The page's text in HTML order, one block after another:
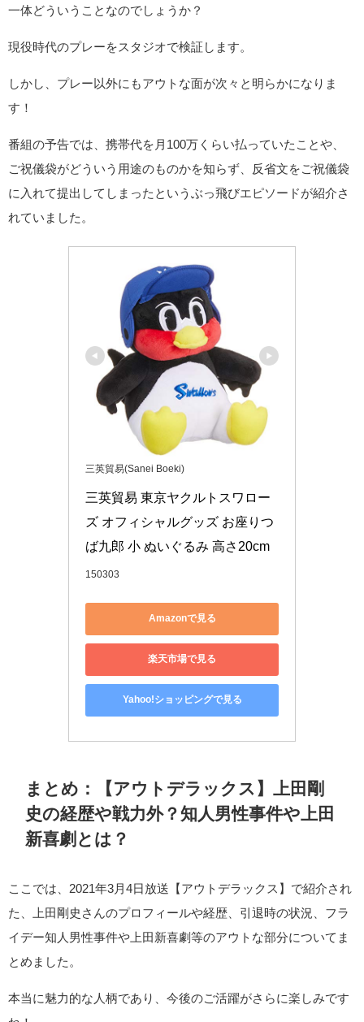
一体どういうことなのでしょうか？
現役時代のプレーをスタジオで検証します。
しかし、プレー以外にもアウトな面が次々と明らかになりま
す！
番組の予告では、携帯代を月100万くらい払っていたことや、
ご祝儀袋がどういう用途のものかを知らず、反省文をご祝儀袋
に入れて提出してしまったというぶっ飛びエピソードが紹介さ
れていました。
三英貿易(Sanei Boeki)
三英貿易 東京ヤクルトスワロー
ズ オフィシャルグッズ お座りつ
ば九郎 小 ぬいぐるみ 高さ20cm
150303
Amazonで見る
楽天市場で見る
Yahoo!ショッピングで見る
まとめ：【アウトデラックス】上田剛
史の経歴や戦力外？知人男性事件や上田
新喜劇とは？
ここでは、2021年3月4日放送【アウトデラックス】で紹介され
た、上田剛史さんのプロフィールや経歴、引退時の状況、フラ
イデー知人男性事件や上田新喜劇等のアウトな部分についてま
とめました。
本当に魅力的な人柄であり、今後のご活躍がさらに楽しみです